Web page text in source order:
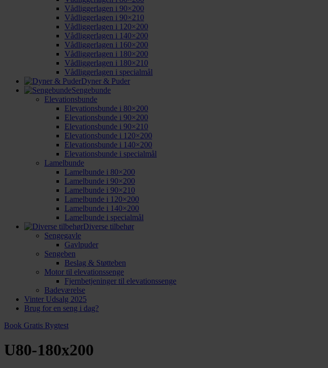
Vådliggerlagen i 90×200
Vådliggerlagen i 90×210
Vådliggerlagen i 120×200
Vådliggerlagen i 140×200
Vådliggerlagen i 160×200
Vådliggerlagen i 180×200
Vådliggerlagen i 180×210
Vådliggerlagen i specialmål
Dyner & Puder
Sengebunde
Elevationsbunde
Elevationsbunde i 80×200
Elevationsbunde i 90×200
Elevationsbunde i 90×210
Elevationsbunde i 120×200
Elevationsbunde i 140×200
Elevationsbunde i specialmål
Lamelbunde
Lamelbunde i 80×200
Lamelbunde i 90×200
Lamelbunde i 90×210
Lamelbunde i 120×200
Lamelbunde i 140×200
Lamelbunde i specialmål
Diverse tilbehør
Sengegavle
Gavlpuder
Sengeben
Beslag & Støtteben
Motor til elevationssenge
Fjernbetjeninger til elevationssenge
Badeværelse
Vinter Udsalg 2025
Brug for en seng i dag?
Book Gratis Rygtest
U80-180x200